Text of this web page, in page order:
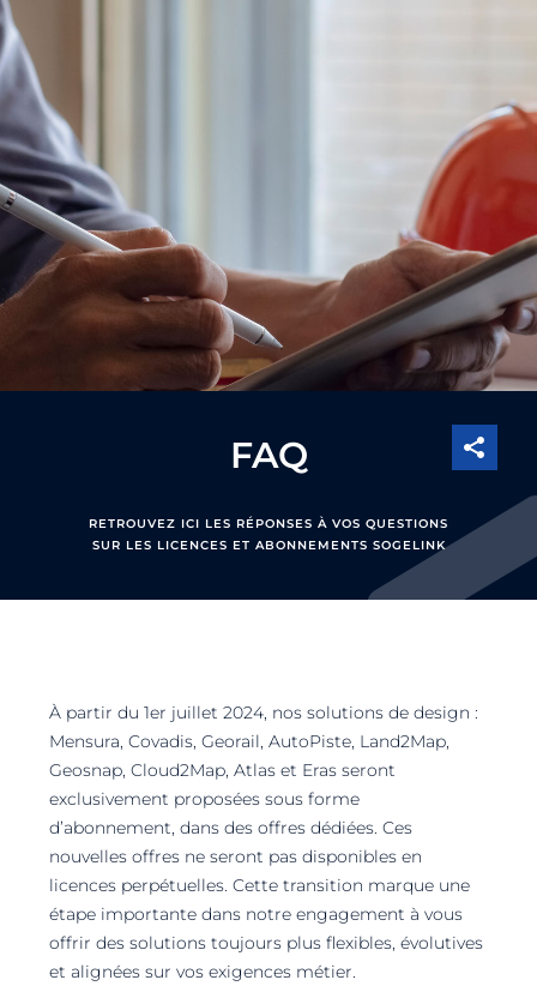
FAQ
RETROUVEZ ICI LES RÉPONSES À VOS QUESTIONS
SUR LES LICENCES ET ABONNEMENTS SOGELINK
À partir du 1er juillet 2024, nos solutions de design :
Mensura, Covadis, Georail, AutoPiste, Land2Map,
Geosnap, Cloud2Map, Atlas et Eras seront
exclusivement proposées sous forme
d’abonnement, dans des offres dédiées. Ces
nouvelles offres ne seront pas disponibles en
licences perpétuelles. Cette transition marque une
étape importante dans notre engagement à vous
offrir des solutions toujours plus flexibles, évolutives
et alignées sur vos exigences métier.